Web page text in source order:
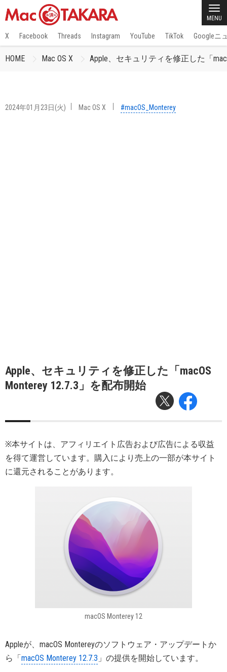
MENU
X Facebook Threads Instagram YouTube TikTok Googleニ
HOME Mac OS X Apple、セキュリティを修正した「
2024年01月23日(火) Mac OS X #macOS_Monterey
Apple、セキュリティを修正した「macOS
Monterey 12.7.3」を配布開始
※本サイトは、アフィリエイト広告および広告による収益
を得て運営しています。購入により売上の一部が本サイト
に還元されることがあります。
macOS Monterey 12
Appleが、macOS Montereyのソフトウェア・アップデートか
ら「macOS Monterey 12.7.3 」の提供を開始しています。